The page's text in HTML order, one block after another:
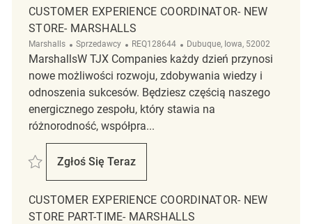
CUSTOMER EXPERIENCE COORDINATOR- NEW
STORE- MARSHALLS
Marshalls Kategoria
Sprzedawcy ReqId
REQ128644 Lokalizacja
Dubuque, Iowa, 52002
MarshallsW TJX Companies każdy dzień przynosi
nowe możliwości rozwoju, zdobywania wiedzy i
odnoszenia sukcesów. Będziesz częścią naszego
energicznego zespołu, który stawia na
różnorodność, współpra...
Zapisać Customer Experience Coordinator- New Store- Marshalls
Zgłoś Się Teraz
Customer Experience Coordinator- New
CUSTOMER EXPERIENCE COORDINATOR- NEW
STORE PART-TIME- MARSHALLS